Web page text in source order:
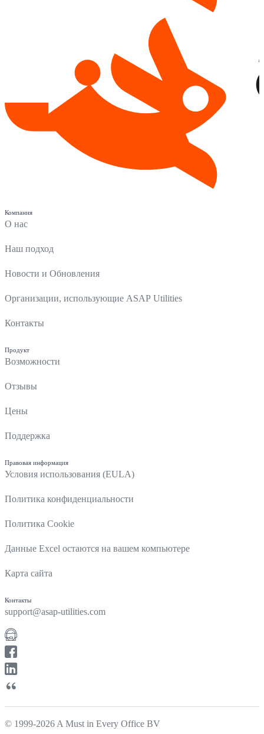
Компания
О нас
Наш подход
Новости и Обновления
Организации, использующие ASAP Utilities
Контакты
Продукт
Возможности
Отзывы
Цены
Поддержка
Правовая информация
Условия использования (EULA)
Политика конфиденциальности
Политика Cookie
Данные Excel остаются на вашем компьютере
Карта сайта
Контакты
support@asap-utilities.com
© 1999-2026 A Must in Every Office BV